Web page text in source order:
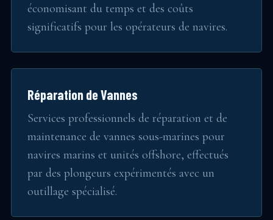
économisant du temps et des coûts
significatifs pour les opérateurs de navires.
Réparation de Vannes
Services professionnels de réparation et de
maintenance de vannes sous-marines pour
navires marins et unités offshore, effectués
par des plongeurs expérimentés avec un
outillage spécialisé.